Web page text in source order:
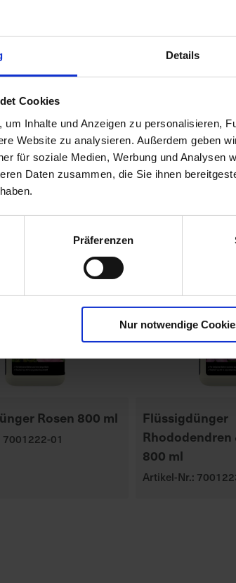
Details
Cookies
um Inhalte und Anzeigen zu personalisieren,
Website zu analysieren. Außerdem geben
für soziale Medien, Werbung und Analysen
Daten zusammen, die Sie ihnen
Präferenzen
Nur notwendige
Rasendünger
Rosen 800 ml
01
Flüssigdünger
800 ml
Artikel-Nr.: